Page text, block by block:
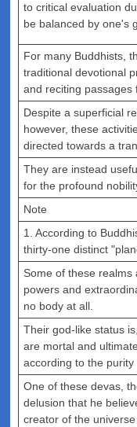
to critical evaluation
be balanced by one's
For many Buddhists,
traditional devotional
and reciting passages
Despite a superficial
however, these
directed towards a
They are instead
for the profound
Note
1. According to
thirty-one distinct
Some of these
powers and
no body at all.
Their god-like status
are mortal and
according to the
One of these devas,
delusion that he
creator of the